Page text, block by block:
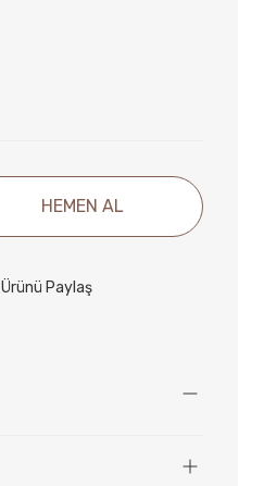
HEMEN AL
Ürünü Paylaş